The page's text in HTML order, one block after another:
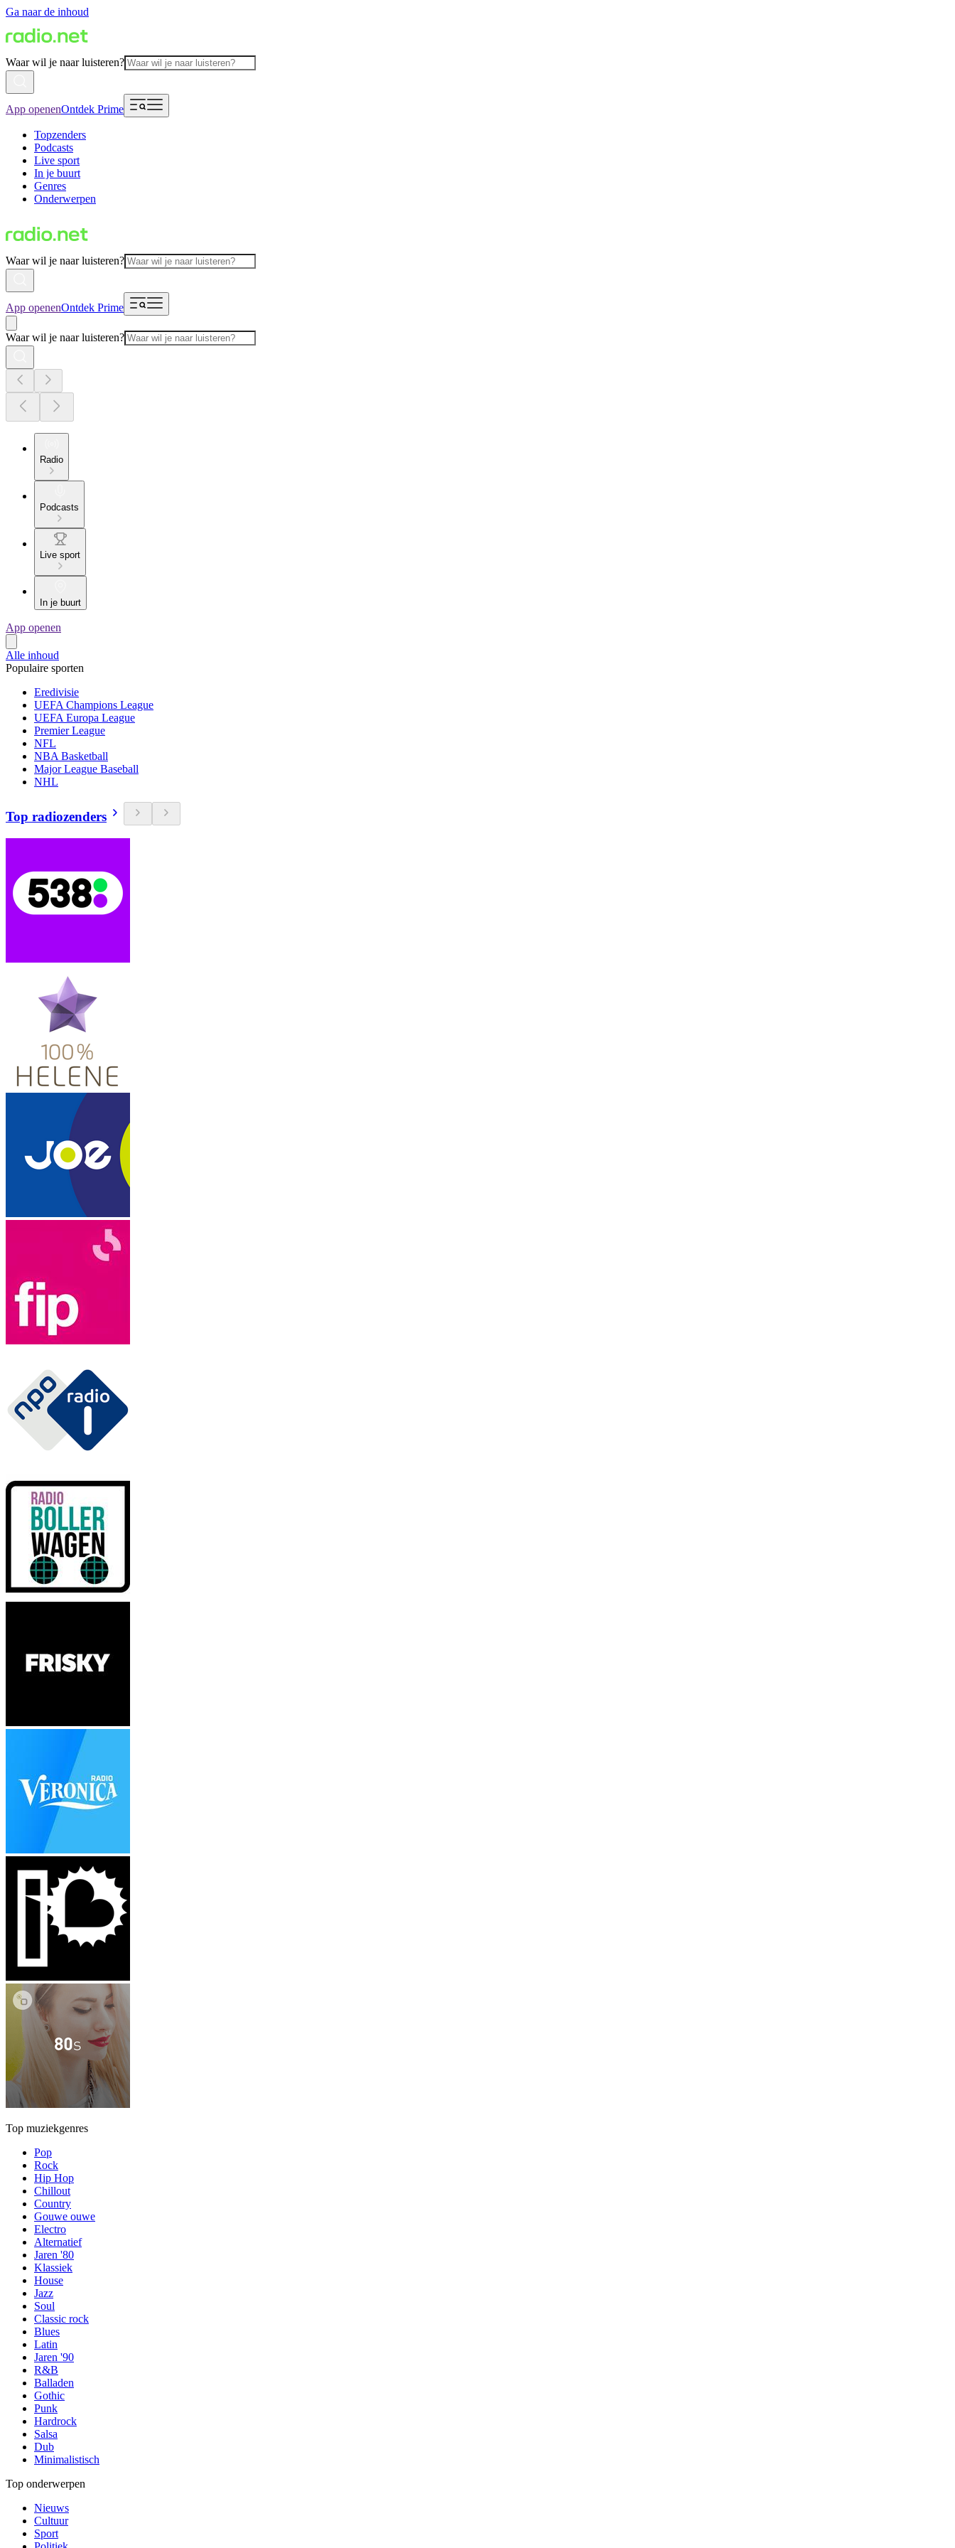
Ga naar de inhoud
Waar wil je naar luisteren?
App openenOntdek Prime
Topzenders
Podcasts
Live sport
In je buurt
Genres
Onderwerpen
Waar wil je naar luisteren?
App openenOntdek Prime
Waar wil je naar luisteren?
Radio
Podcasts
Live sport
In je buurt
App openen
Alle inhoud
Populaire sporten
Eredivisie
UEFA Champions League
UEFA Europa League
Premier League
NFL
NBA Basketball
Major League Baseball
NHL
Top radiozenders
Top muziekgenres
Pop
Rock
Hip Hop
Chillout
Country
Gouwe ouwe
Electro
Alternatief
Jaren '80
Klassiek
House
Jazz
Soul
Classic rock
Blues
Latin
Jaren '90
R&B
Balladen
Gothic
Punk
Hardrock
Salsa
Dub
Minimalistisch
Top onderwerpen
Nieuws
Cultuur
Sport